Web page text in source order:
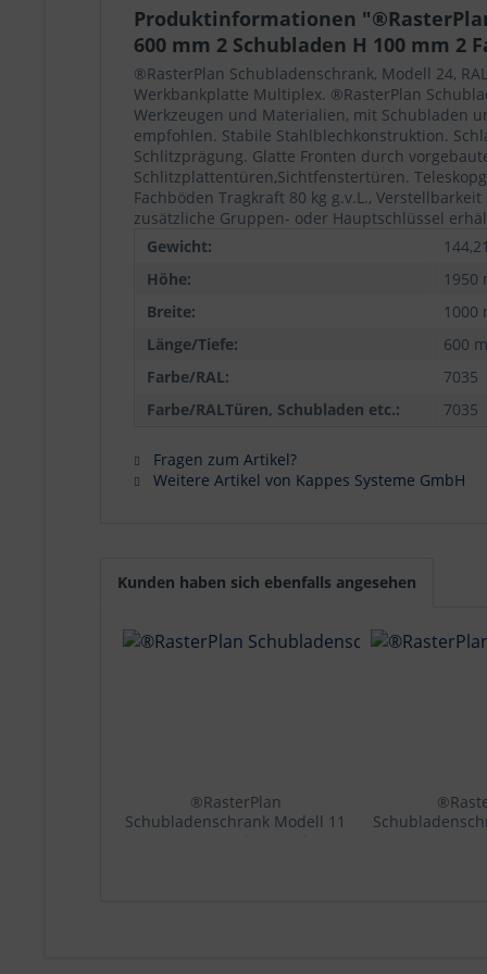
Produktinformationen
600 mm 2 Schubladen H 100 mm
®RasterPlan Schubladenschrank, Modell 24,
Werkbankplatte Multiplex. ®RasterPlan
Werkzeugen und Materialien, mit Schubladen
empfohlen. Stabile Stahlblechkonstruktion.
Schlitzprägung. Glatte Fronten durch
Schlitzplattentüren,Sichtfenstertüren.
Fachböden Tragkraft 80 kg g.v.L.,
zusätzliche Gruppen- oder Hauptschlüssel
Gewicht:
Höhe:
1950
Breite:
1000
Länge/Tiefe:
600
Farbe/RAL:
7035
Farbe/RALTüren, Schubladen etc.:
7035
Fragen zum Artikel?
Weitere Artikel von Kappes Systeme GmbH
Kunden haben sich ebenfalls angesehen
®RasterPlan
Schubladenschrank Modell 11